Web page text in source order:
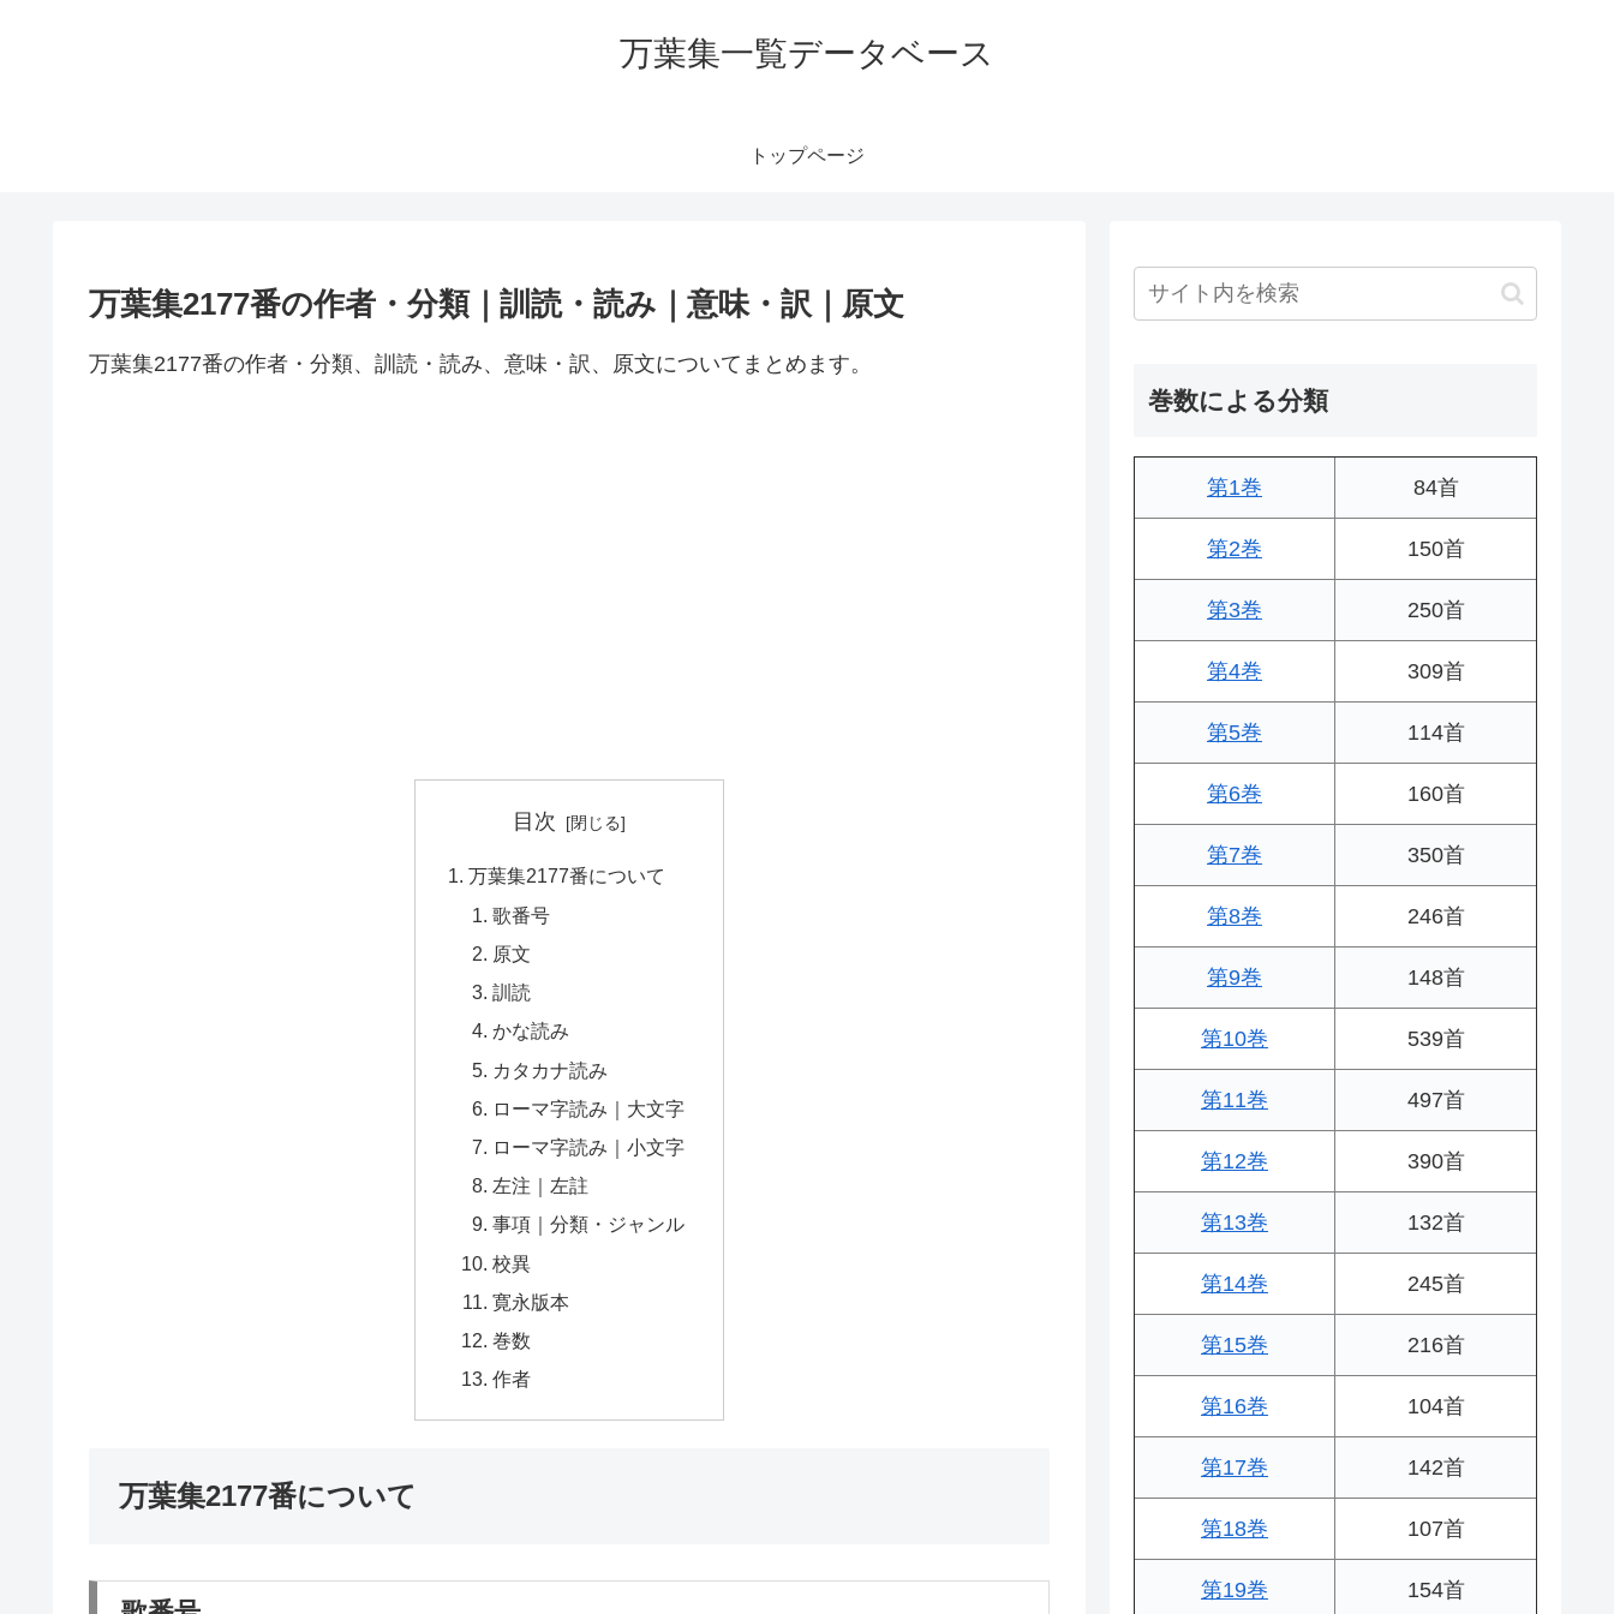
万葉集一覧データベース
トップページ
万葉集2177番の作者・分類｜訓読・読み｜意味・訳｜原文
万葉集2177番の作者・分類、訓読・読み、意味・訳、原文についてまとめます。
目次
万葉集2177番について
歌番号
原文
訓読
かな読み
カタカナ読み
ローマ字読み｜大文字
ローマ字読み｜小文字
左注｜左註
事項｜分類・ジャンル
校異
寛永版本
巻数
作者
万葉集2177番について
巻数による分類
第1巻 84首
第2巻 150首
第3巻 250首
第4巻 309首
第5巻 114首
第6巻 160首
第7巻 350首
第8巻 246首
第9巻 148首
第10巻 539首
第11巻 497首
第12巻 390首
第13巻 132首
第14巻 245首
第15巻 216首
第16巻 104首
第17巻 142首
第18巻 107首
第19巻 154首